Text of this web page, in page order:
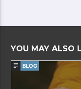
YOU MAY ALSO
BLOG